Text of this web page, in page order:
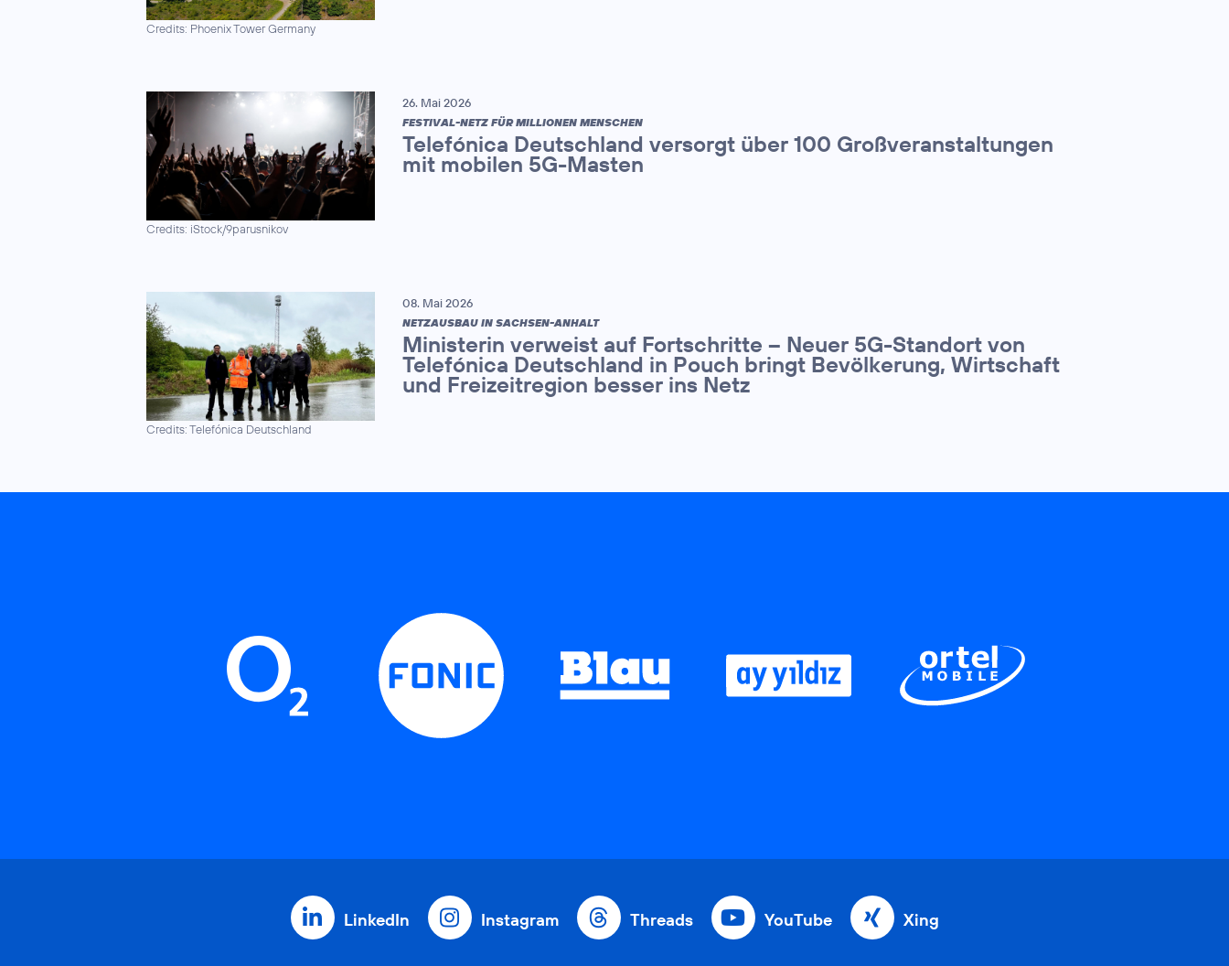
Credits: Phoenix Tower Germany
Credits: iStock/9parusnikov
26. Mai 2026
FESTIVAL-NETZ FÜR MILLIONEN MENSCHEN
Telefónica Deutschland versorgt über 100 Großveranstaltungen
mit mobilen 5G-Masten
Credits: Telefónica Deutschland
08. Mai 2026
NETZAUSBAU IN SACHSEN-ANHALT
Ministerin verweist auf Fortschritte – Neuer 5G-Standort von
Telefónica Deutschland in Pouch bringt Bevölkerung, Wirtschaft
und Freizeitregion besser ins Netz
LinkedIn Instagram Threads YouTube Xing